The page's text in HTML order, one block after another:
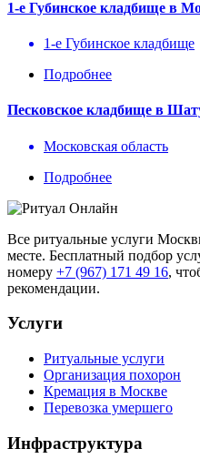
1-е Губинское кладбище в
1-е Губинское кладбище
Подробнее
Песковское кладбище в
Московская область
Подробнее
Все ритуальные услуги
месте. Бесплатный подбор
номеру +7 (967) 171 49 16,
рекомендации.
Услуги
Ритуальные услуги
Организация похорон
Кремация в Москве
Перевозка умершего
Инфраструктура